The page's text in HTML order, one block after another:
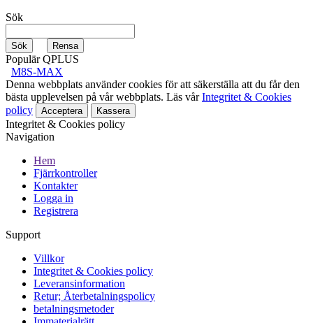
Sök
Populär QPLUS
M8S-MAX
Denna webbplats använder cookies för att säkerställa att du får den
bästa upplevelsen på vår webbplats. Läs vårIntegritet & Cookies
policy
Acceptera Kassera
Integritet & Cookies policy
Navigation
Hem
Fjärrkontroller
Kontakter
Logga in
Registrera
Support
Villkor
Integritet & Cookies policy
Leveransinformation
Retur; Återbetalningspolicy
betalningsmetoder